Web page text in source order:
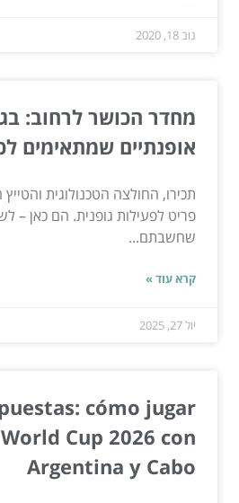
נוב 18, 2020
מחדר הכושר לרחוב:
אופנתיים שמתאימים
תכירו, החולצה הטכנולוגית
פריט לפעילות גופנית. הם כאן –
שחשבתם...
קרא עוד »
יול 27, 2025
cómo jugar
Cup 2026 con
Argentina y Cabo